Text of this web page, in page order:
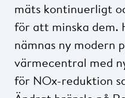
mäts kontinuerligt
för att minska dem.
nämnas ny modern
värmecentral med
för NOx-reduktion